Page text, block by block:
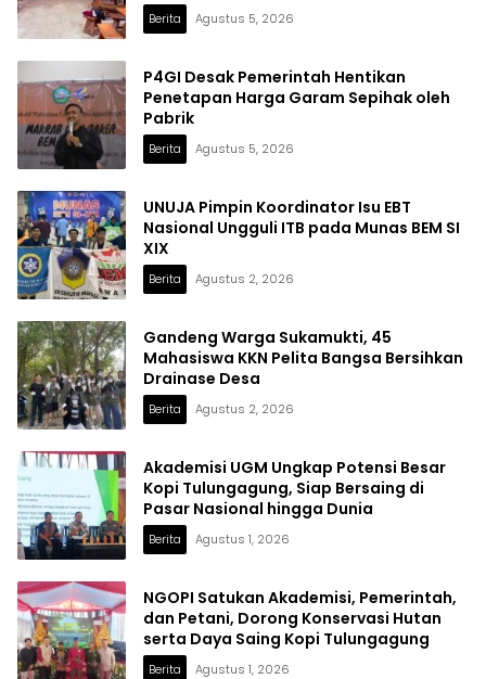
Berita Agustus 5, 2026
P4GI Desak Pemerintah Hentikan
Penetapan Harga Garam Sepihak oleh
Pabrik
Berita Agustus 5, 2026
UNUJA Pimpin Koordinator Isu EBT
Nasional Ungguli ITB pada Munas BEM SI
XIX
Berita Agustus 2, 2026
Gandeng Warga Sukamukti, 45
Mahasiswa KKN Pelita Bangsa Bersihkan
Drainase Desa
Berita Agustus 2, 2026
Akademisi UGM Ungkap Potensi Besar
Kopi Tulungagung, Siap Bersaing di
Pasar Nasional hingga Dunia
Berita Agustus 1, 2026
NGOPI Satukan Akademisi, Pemerintah,
dan Petani, Dorong Konservasi Hutan
serta Daya Saing Kopi Tulungagung
Berita Agustus 1, 2026